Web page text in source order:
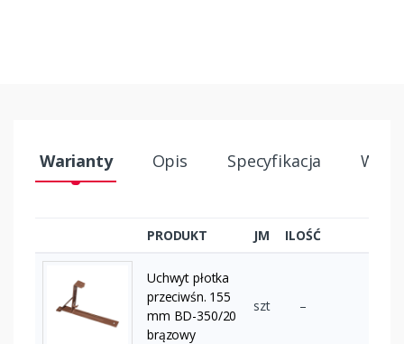
Warianty Opis Specyfikacja
PRODUKT JM ILOŚĆ
Uchwyt płotka
przeciwśn. 155
mm BD-350/20
brązowy
szt –